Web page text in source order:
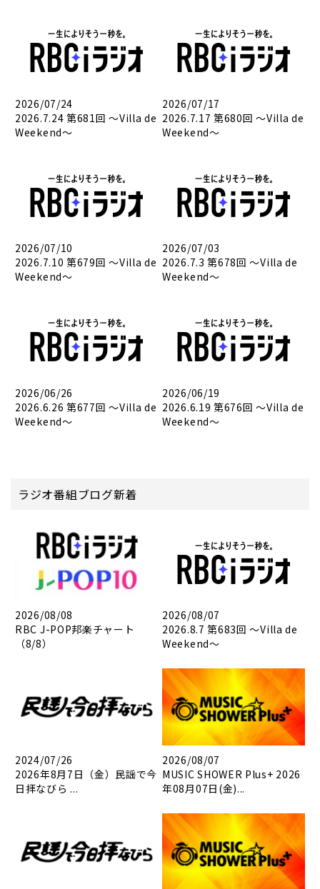
2026/07/24
2026.7.24 第681回 ～Villa de
Weekend～
2026/07/17
2026.7.17 第680回 ～Villa de
Weekend～
2026/07/10
2026.7.10 第679回 ～Villa de
Weekend～
2026/07/03
2026.7.3 第678回 ～Villa de
Weekend～
2026/06/26
2026.6.26 第677回 ～Villa de
Weekend～
2026/06/19
2026.6.19 第676回 ～Villa de
Weekend～
ラジオ番組ブログ新着
2026/08/08
RBC J-POP邦楽チャート
（8/8）
2026/08/07
2026.8.7 第683回 ～Villa de
Weekend～
2024/07/26
2026年8月7日（金）民謡で今
日拝なびら ...
2026/08/07
MUSIC SHOWER Plus+ 2026
年08月07日(金)...